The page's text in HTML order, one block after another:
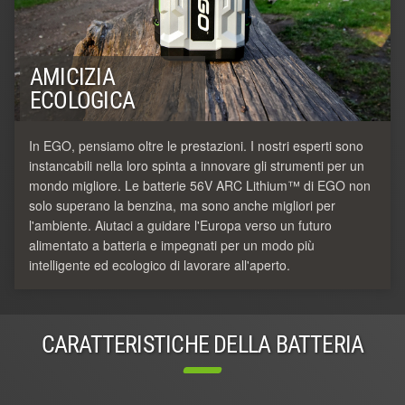
AMICIZIA
ECOLOGICA
In EGO, pensiamo oltre le prestazioni. I nostri esperti sono
instancabili nella loro spinta a innovare gli strumenti per un
mondo migliore. Le batterie 56V ARC Lithium™ di EGO non
solo superano la benzina, ma sono anche migliori per
l'ambiente. Aiutaci a guidare l'Europa verso un futuro
alimentato a batteria e impegnati per un modo più
intelligente ed ecologico di lavorare all'aperto.
CARATTERISTICHE DELLA BATTERIA